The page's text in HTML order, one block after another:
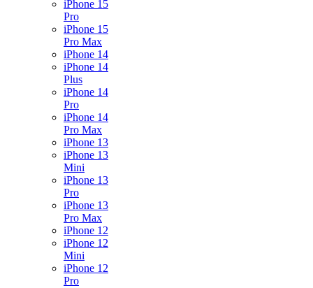
iPhone 15
Pro
iPhone 15
Pro Max
iPhone 14
iPhone 14
Plus
iPhone 14
Pro
iPhone 14
Pro Max
iPhone 13
iPhone 13
Mini
iPhone 13
Pro
iPhone 13
Pro Max
iPhone 12
iPhone 12
Mini
iPhone 12
Pro